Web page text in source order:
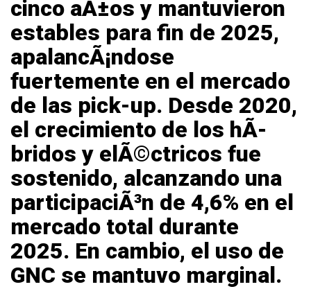
cinco aÃ±os y mantuvieron
estables para fin de 2025,
apalancÃ¡ndose
fuertemente en el mercado
de las pick-up. Desde 2020,
el crecimiento de los hÃ­
bridos y elÃ©ctricos fue
sostenido, alcanzando una
participaciÃ³n de 4,6% en el
mercado total durante
2025. En cambio, el uso de
GNC se mantuvo marginal.